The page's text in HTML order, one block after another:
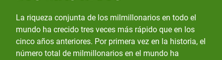
La riqueza conjunta de los milmillonarios en todo el
mundo ha crecido tres veces más rápido que en los
cinco años anteriores. Por primera vez en la historia, el
número total de milmillonarios en el mundo ha